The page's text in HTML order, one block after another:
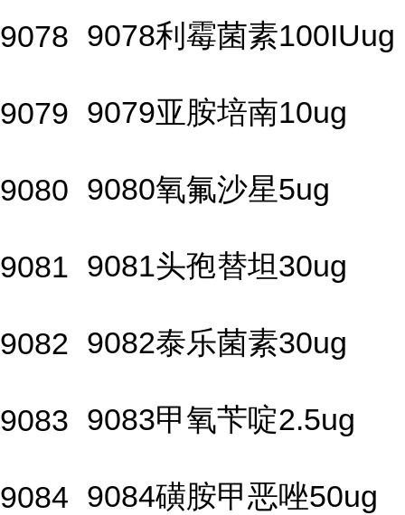
9078 9078利霉菌素100IUug
9079 9079亚胺培南10ug
9080 9080氧氟沙星5ug
9081 9081头孢替坦30ug
9082 9082泰乐菌素30ug
9083 9083甲氧苄啶2.5ug
9084 9084磺胺甲恶唑50ug